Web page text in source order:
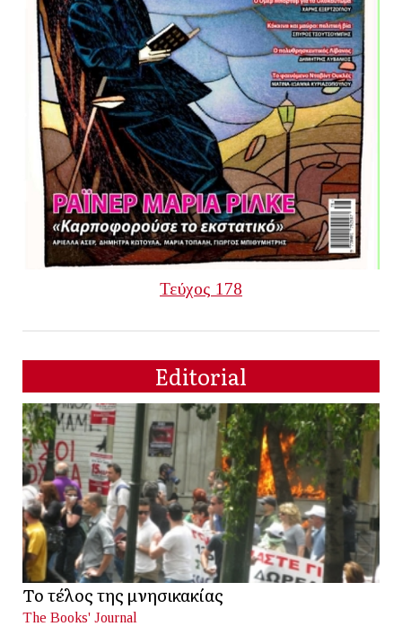
Τεύχος 178
Editorial
Το τέλος της μνησικακίας
The Books' Journal